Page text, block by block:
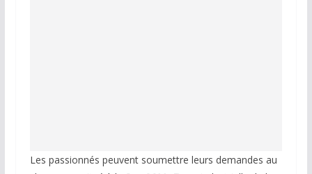
Les passionnés peuvent soumettre leurs demandes au